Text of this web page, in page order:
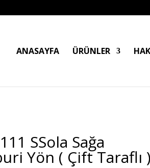
ANASAYFA ÜRÜNLER
SSola Sağa
Yön ( Çift Taraflı )